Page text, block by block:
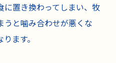
に置き換わってしまい、牧
うと噛み合わせが悪くな
ます。